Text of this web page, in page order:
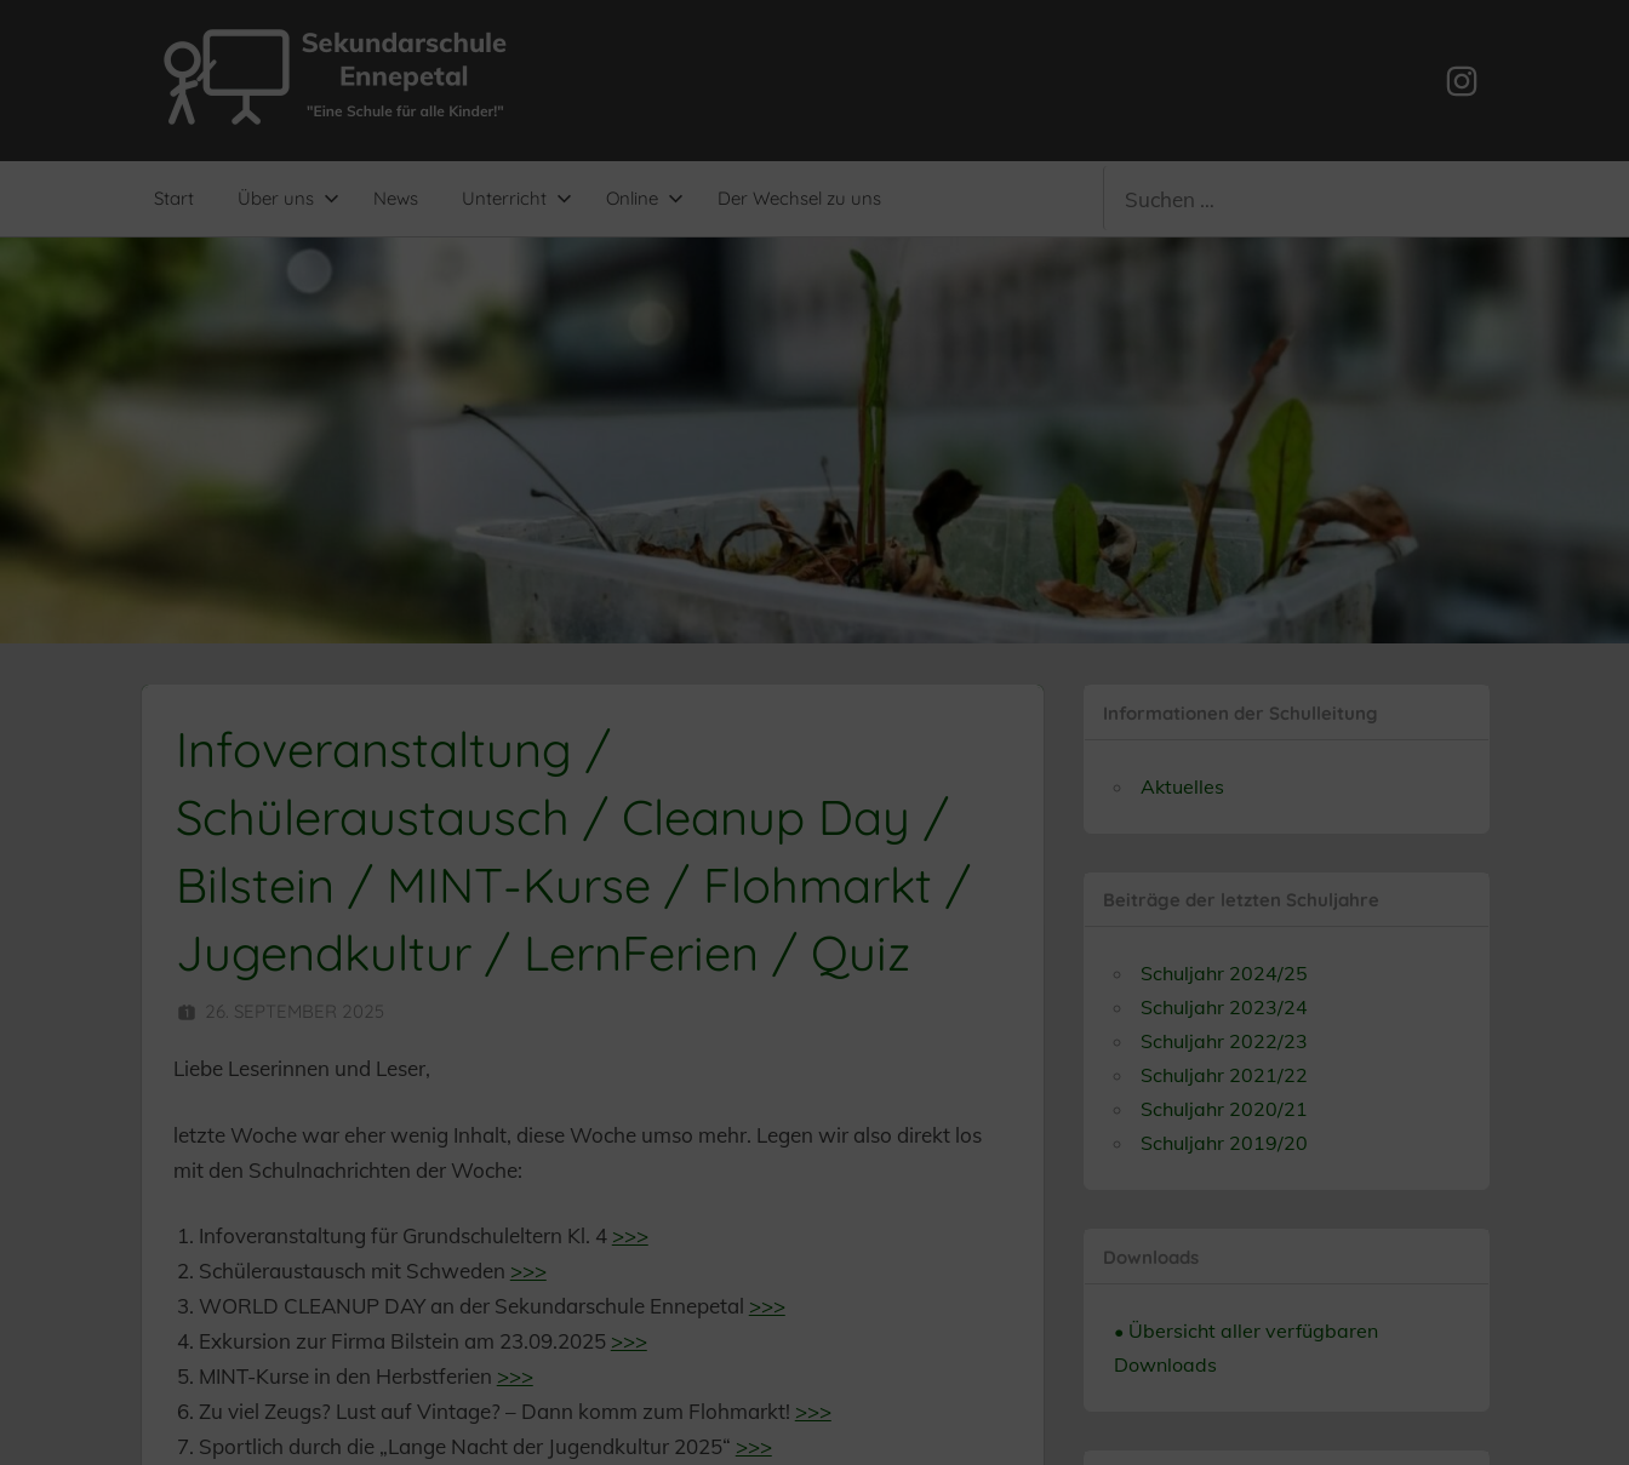
Sekundarschule
Ennepetal
"Eine
Schule
Kinder!"
Instagram
Start Über uns News Unterricht Online Der Wechsel zu uns
Infoveranstaltung /
Schüleraustausch / Cleanup Day /
Bilstein / MINT-Kurse / Flohmarkt /
Jugendkultur / LernFerien / Quiz
26. SEPTEMBER 2025
Liebe Leserinnen und Leser,
letzte Woche war eher wenig Inhalt, diese Woche umso mehr. Legen wir also direkt los
mit den Schulnachrichten der Woche:
Infoveranstaltung für Grundschuleltern Kl. 4 >>>
Schüleraustausch mit Schweden >>>
WORLD CLEANUP DAY an der Sekundarschule Ennepetal >>>
Exkursion zur Firma Bilstein am 23.09.2025 >>>
MINT-Kurse in den Herbstferien >>>
Zu viel Zeugs? Lust auf Vintage? – Dann komm zum Flohmarkt! >>>
Sportlich durch die „Lange Nacht der Jugendkultur 2025“ >>>
Informationen der Schulleitung
Aktuelles
Beiträge der letzten Schuljahre
Schuljahr 2024/25
Schuljahr 2023/24
Schuljahr 2022/23
Schuljahr 2021/22
Schuljahr 2020/21
Schuljahr 2019/20
Downloads
• Übersicht aller verfügbaren
Downloads